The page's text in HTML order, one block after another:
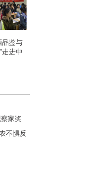
品鉴与
走进中
家奖
不惧反